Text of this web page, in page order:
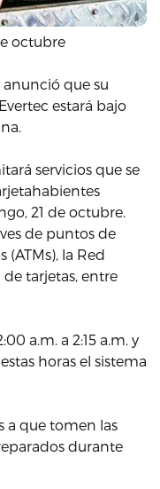
octubre
que su
estará bajo
servicios que se
21 de octubre.
de puntos de
(ATMs), la Red
tarjetas, entre
a.m. a 2:15 a.m. y
horas el sistema
a que tomen las
durante